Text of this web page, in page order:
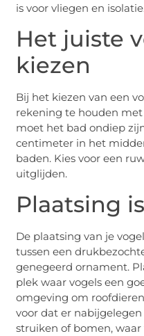
is voor vliegen en isolatie.
Het juiste
kiezen
Bij het kiezen van een
rekening te houden met
moet het bad ondiep
centimeter in het
baden. Kies voor een
uitglijden.
Plaatsing
De plaatsing van je
tussen een
genegeerd ornament.
plek waar vogels een
omgeving om
voor dat er
struiken of bomen,